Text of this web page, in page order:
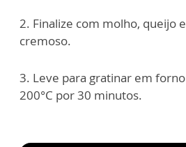
2. Finalize com molho, queijo
cremoso.
3. Leve para gratinar em
200°C por 30 minutos.